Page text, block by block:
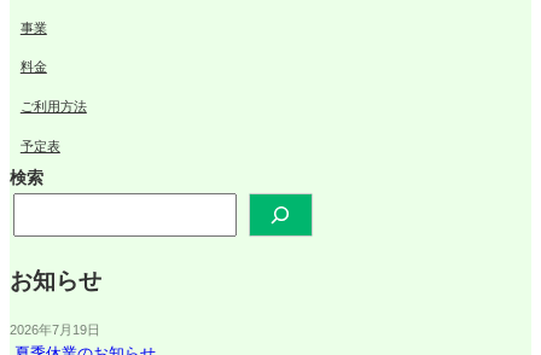
事業
料金
ご利用方法
予定表
検索
お知らせ
2026年7月19日